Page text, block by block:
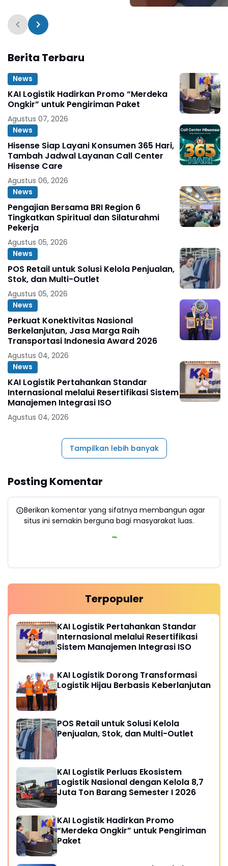
Berita Terbaru
News
KAI Logistik Hadirkan Promo “Merdeka
Ongkir” untuk Pengiriman Paket
Agustus 07, 2026
News
Hisense Siap Layani Konsumen 365 Hari,
Tambah Jadwal Layanan Call Center
Hisense Care
Agustus 06, 2026
News
Pengajian Bersama BRI Region 6
Tingkatkan Spiritual dan Silaturahmi
Pekerja
Agustus 05, 2026
News
POS Retail untuk Solusi Kelola Penjualan,
Stok, dan Multi-Outlet
Agustus 05, 2026
News
Perkuat Konektivitas Nasional
Berkelanjutan, Jasa Marga Raih
Transportasi Indonesia Award 2026
Agustus 04, 2026
News
KAI Logistik Pertahankan Standar
Internasional melalui Resertifikasi Sistem
Manajemen Integrasi ISO
Agustus 04, 2026
Tampilkan lebih banyak
Posting Komentar
Berikan komentar yang sifatnya membangun agar
situs ini semakin berguna bagi masyarakat luas.
Terpopuler
KAI Logistik Pertahankan Standar
Internasional melalui Resertifikasi
Sistem Manajemen Integrasi ISO
KAI Logistik Dorong Transformasi
Logistik Hijau Berbasis Keberlanjutan
POS Retail untuk Solusi Kelola
Penjualan, Stok, dan Multi-Outlet
KAI Logistik Perluas Ekosistem
Logistik Nasional dengan Kelola 8,7
Juta Ton Barang Semester I 2026
KAI Logistik Hadirkan Promo
“Merdeka Ongkir” untuk Pengiriman
Paket